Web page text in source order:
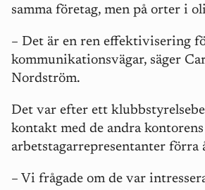
samma företag, men på orter i
– Det är en ren effektivisering
kommunikationsvägar, säger
Nordström.
Det var efter ett
kontakt med de andra
arbetstagarrepresentanter förra
– Vi frågade om de var